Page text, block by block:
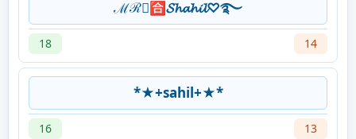
ℳℛ᭄🈴𝓢𝓱𝓪𝓱𝓲𝓵♡࿐
18 14
*★+sahil+★*
16 13